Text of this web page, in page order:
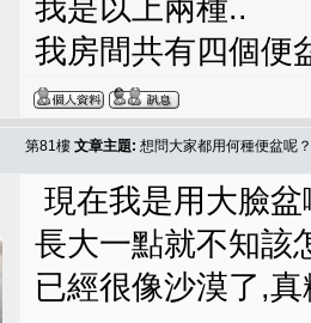
我是以上兩種..
我房間共有四個便
第81樓 文章主題: 想問大家都用何種便盆呢？
現在我是用大臉
長大一點就不知該
已經很像沙漠了,真